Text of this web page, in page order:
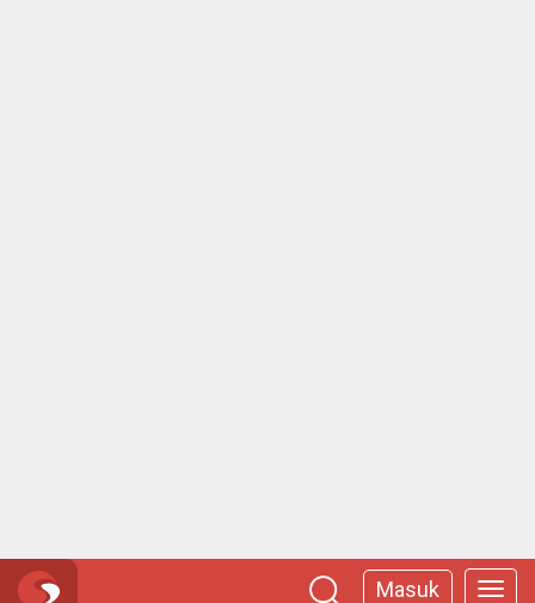
Masuk